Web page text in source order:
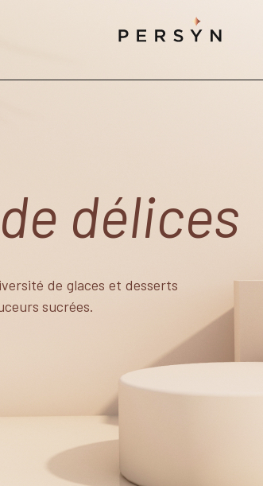
de délices
de glaces et desserts
sucrées.